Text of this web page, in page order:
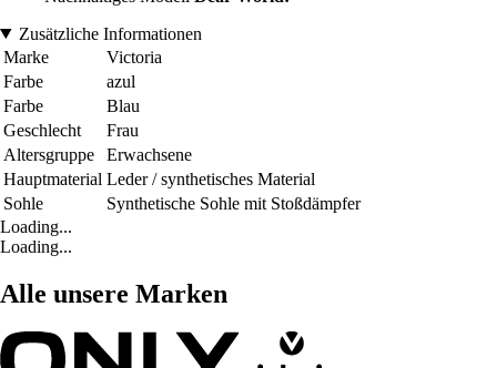
Zusätzliche Informationen
Marke
Victoria
Farbe
azul
Farbe
Blau
Geschlecht
Frau
Altersgruppe
Erwachsene
Hauptmaterial Leder / synthetisches Material
Sohle
Synthetische Sohle mit Stoßdämpfer
Loading...
Loading...
Alle unsere Marken